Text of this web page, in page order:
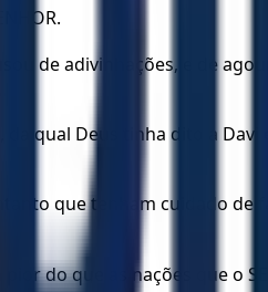
de adivinhações, e de
qual Deus tinha dito a Davi
que tenham cuidado
do que as nações que o